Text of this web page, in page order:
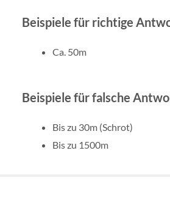
Beispiele für richtige
Ca. 50m
Beispiele für falsche
Bis zu 30m (Schrot)
Bis zu 1500m